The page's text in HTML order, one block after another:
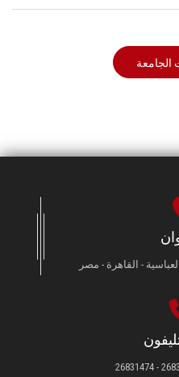
الجامعة
- القاهرة - مصر